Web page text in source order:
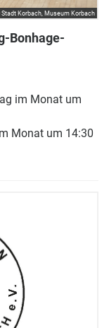
Bonhage-
im Monat um
Monat um 14:30
Korbach, Museum Korbach